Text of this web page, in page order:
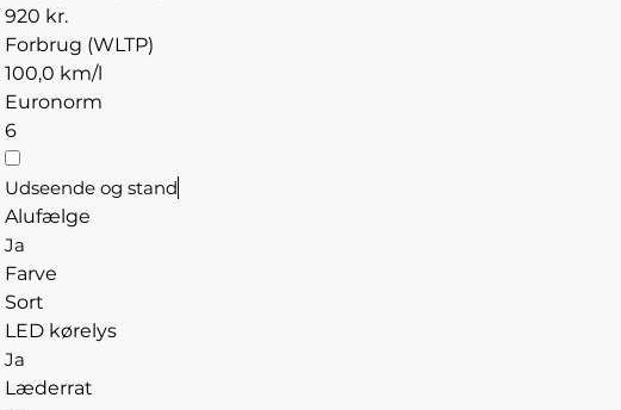
920 kr.
Forbrug (WLTP)
100,0 km/l
Euronorm
6
Udseende og stand
Alufælge
Ja
Farve
Sort
LED kørelys
Ja
Læderrat